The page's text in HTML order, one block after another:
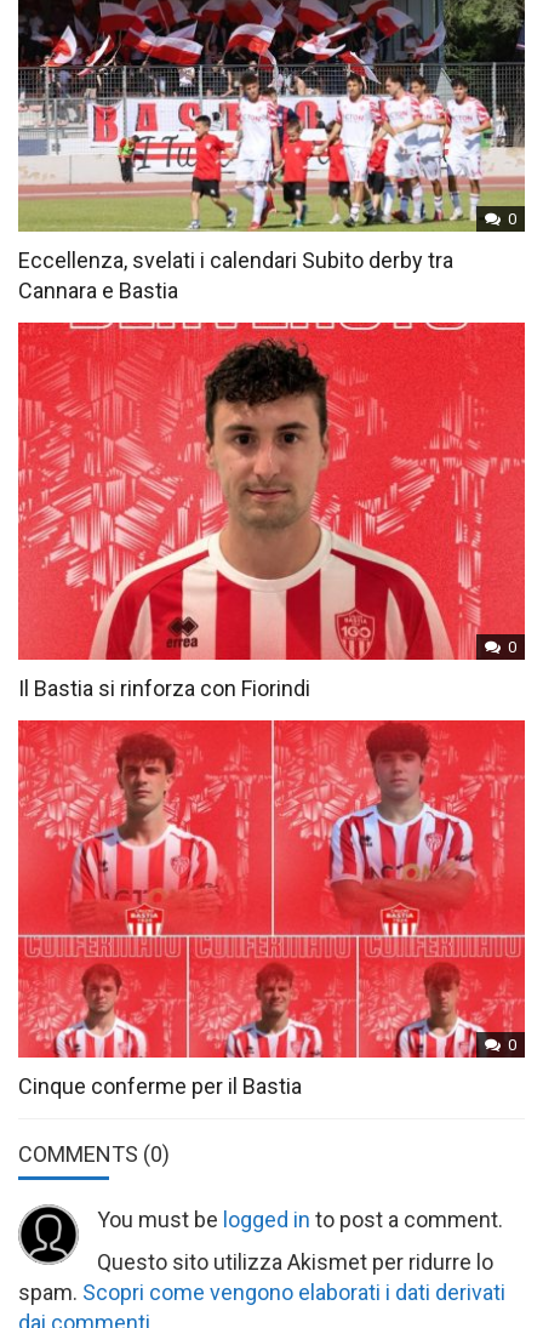
0
Eccellenza, svelati i calendari Subito derby tra
Cannara e Bastia
0
Il Bastia si rinforza con Fiorindi
0
Cinque conferme per il Bastia
COMMENTS (0)
You must be logged in to post a comment.
Questo sito utilizza Akismet per ridurre lo
spam. Scopri come vengono elaborati i dati derivati
dai commenti